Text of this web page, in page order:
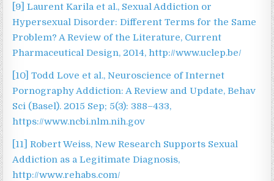
[9] Laurent Karila et al., Sexual Addiction or
Hypersexual Disorder: Different Terms for the Same
Problem? A Review of the Literature, Current
Pharmaceutical Design, 2014, http://www.uclep.be/
[10] Todd Love et al., Neuroscience of Internet
Pornography Addiction: A Review and Update, Behav
Sci (Basel). 2015 Sep; 5(3): 388–433,
https://www.ncbi.nlm.nih.gov
[11]
Robert Weiss, New Research Supports Sexual
Addiction as a Legitimate Diagnosis,
http://www.rehabs.com/